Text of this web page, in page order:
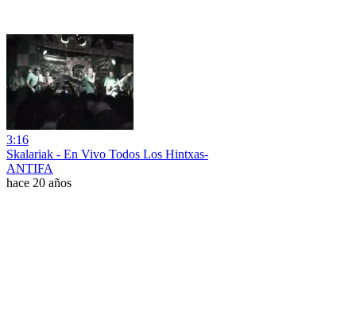
3:16
Skalariak - En Vivo Todos Los Hintxas-
ANTIFA
hace 20 años